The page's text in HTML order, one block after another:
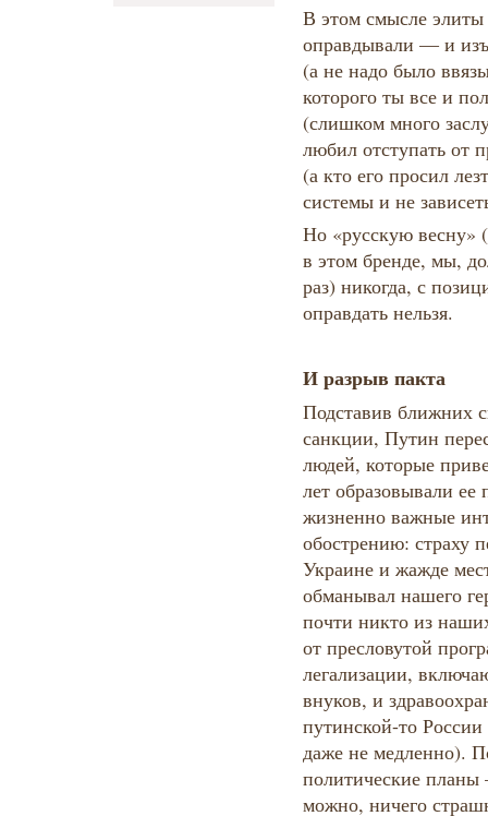
В этом смысле
оправдывали — и
(а не надо было
которого ты все и
(слишком много
любил отступать от
(а кто его просил
системы и не
Но «русскую весну»
в этом бренде, мы,
раз) никогда, с
оправдать нельзя.
И разрыв пакта
Подставив ближних
санкции, Путин
людей, которые
лет образовывали
жизненно важные
обострению: страху
Украине и жажде
обманывал нашего
почти никто из
от пресловутой
легализации,
внуков, и
путинской-то
даже не медленно).
политические
можно, ничего